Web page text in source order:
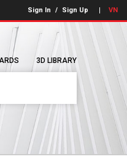
Sign In / Sign Up VN
3D LIBRARY